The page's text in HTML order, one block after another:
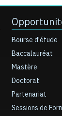
Bourse d'étude
Baccalauréat
Mastère
Doctorat
Partenariat
Sessions de